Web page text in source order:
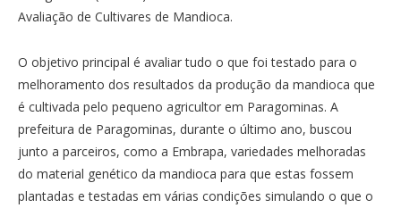
Avaliação de Cultivares de Mandioca.
O objetivo principal é avaliar tudo o que foi testado para o
melhoramento dos resultados da produção da mandioca que
é cultivada pelo pequeno agricultor em Paragominas. A
prefeitura de Paragominas, durante o último ano, buscou
junto a parceiros, como a Embrapa, variedades melhoradas
do material genético da mandioca para que estas fossem
plantadas e testadas em várias condições simulando o que o